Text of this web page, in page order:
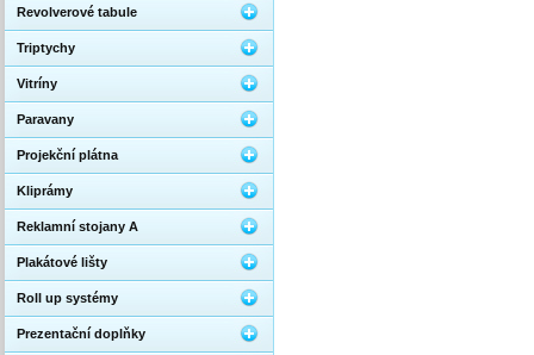
Revolverové tabule
Triptychy
Vitríny
Paravany
Projekční plátna
Kliprámy
Reklamní stojany A
Plakátové lišty
Roll up systémy
Prezentační doplňky